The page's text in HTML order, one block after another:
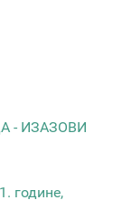
- ИЗАЗОВИ
године,